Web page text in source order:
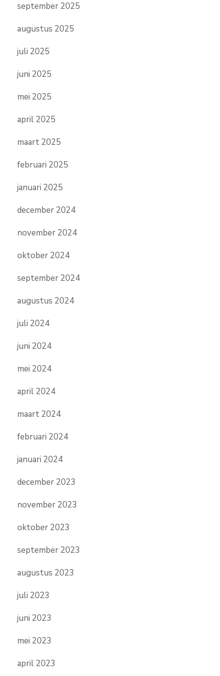
september 2025
augustus 2025
juli 2025
juni 2025
mei 2025
april 2025
maart 2025
februari 2025
januari 2025
december 2024
november 2024
oktober 2024
september 2024
augustus 2024
juli 2024
juni 2024
mei 2024
april 2024
maart 2024
februari 2024
januari 2024
december 2023
november 2023
oktober 2023
september 2023
augustus 2023
juli 2023
juni 2023
mei 2023
april 2023